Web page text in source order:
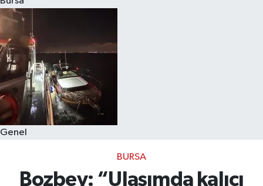
Genel
BURSA
Bozbey: “Ulaşımda kalıcı
Sağlık
Dünya
Magazin
Kültür & Sanat